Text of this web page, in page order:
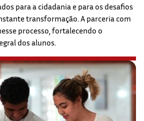
para a cidadania e para os desafios
transformação. A parceria com
processo, fortalecendo o
dos alunos.